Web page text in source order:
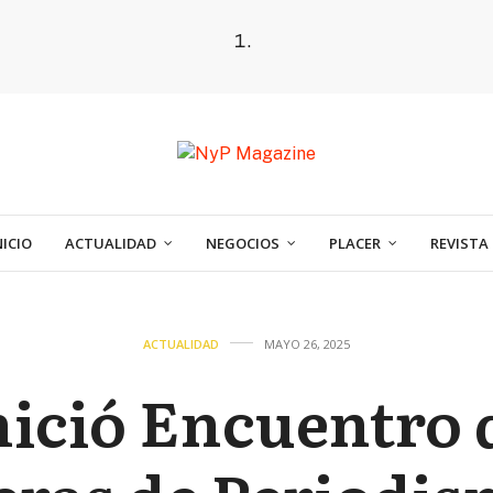
ACTUALIDAD NEGOCIOS PLACER REVISTA
ACTUALIDAD MAYO 26, 2025
Encuentro